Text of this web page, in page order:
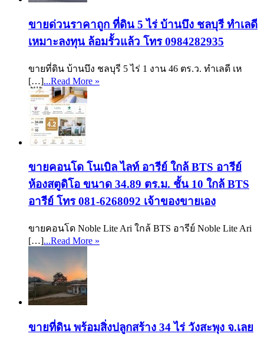
ขายด่วนราคาถูก ที่ดิน 5 ไร่ บ้านบึง ชลบุรี ทำเลดี
เหมาะลงทุน ล้อมรั้วแล้ว โทร 0984282935
ขายที่ดิน บ้านบึง ชลบุรี 5 ไร่ 1 งาน 46 ตร.ว. ทำเลดี เห
[…]...Read More »
ขายคอนโด โนเบิล ไลท์ อารีย์ ใกล้ BTS อารีย์
ห้องสตูดิโอ ขนาด 34.89 ตร.ม. ชั้น 10 ใกล้ BTS
อารีย์ โทร 081-6268092 เจ้าของขายเอง
ขายคอนโด Noble Lite Ari ใกล้ BTS อารีย์ Noble Lite Ari
[…]...Read More »
ขายที่ดิน พร้อมสิ่งปลูกสร้าง 34 ไร่ วังสะพุง จ.เลย